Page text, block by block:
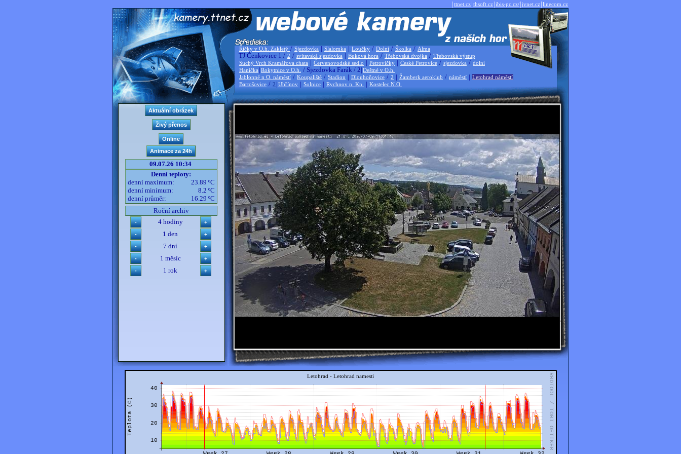
|ttnet.cz|thsoft.cz|ibis-pc.cz/|jvnet.cz|linecom.cz
Říčky v O.h. Zakletý / Sjezdovka | Slalomka | Loučky / Dolní / Školka / Alma
TJ Čenkovice 1 / 2 / svitavská sjezdovka | Buková hora / Třebovská dvojka / Třebovská výstup
Suchý Vrch Kramářova chata | Červenovodské sedlo | Petrovičky | České Petrovice / sjezdovka / dolní
Hanička |Rokytnice v O.h. / Sjezdovka Farák / 2|Deštné v O.h.
Jablonné n O. náměstí / Koupaliště / Stadion | Dlouhoňovice / 2 | Žamberk aeroklub / náměstí | Letohrad náměstí
Bartošovice / 2 |Uhřínov | Solnice | Rychnov n. Kn. | Kostelec N.O.
09.07.26 10:34
Denní teploty:
denní maximum:
23.89 ºC
denní minimum:
8.2 ºC
denní průměr:
16.29 ºC
Roční archiv
4 hodiny
1 den
7 dní
1 měsíc
1 rok